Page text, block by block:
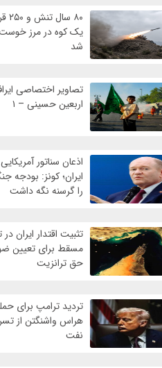
۸۰
یک کوه در مرز خوست
شد
تصاویر اختصاصی
اربعین حسینی – ۱
اذعان سناتور
ایران؛ کونز: بودجه
را گرسنه نگه داشت
تثبیت اقتدار ایران
مسقط برای تعیین
حق ترانزیت
تردید ترامپ برای
هراس واشنگتن از
نفت